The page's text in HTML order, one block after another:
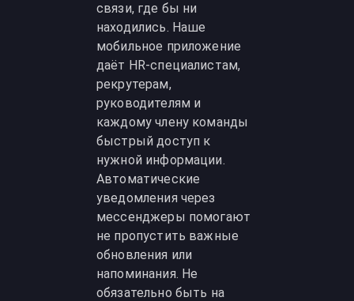
связи, где бы ни
находились. Наше
мобильное приложение
даёт HR-специалистам,
рекрутерам,
руководителям и
каждому члену команды
быстрый доступ к
нужной информации.
Автоматические
уведомления через
мессенджеры помогают
не пропустить важные
обновления или
напоминания. Не
обязательно быть на